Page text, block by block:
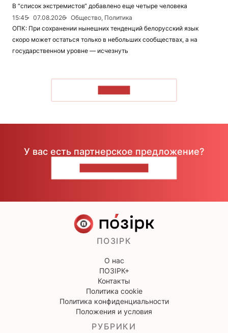
В “список экстремистов“ добавлено еще четыре человека
15:45
07.08.2026
Общество, Политика
ОПК: При сохранении нынешних тенденций белорусский язык
скоро может остаться только в небольших сообществах, а на
государственном уровне — исчезнуть
У вас есть партнерское предложение?
ПОЗІРК
О нас
ПОЗІРК+
Контакты
Политика cookie
Политика конфиденциальности
Положения и условия
РУБРИКИ